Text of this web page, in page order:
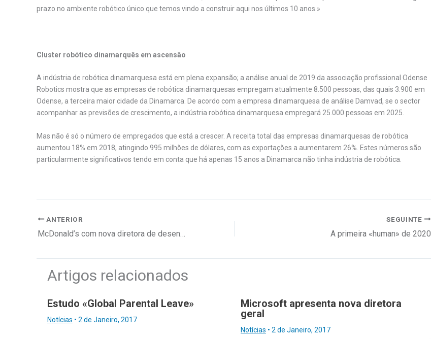
prazo no ambiente robótico único que temos vindo a construir aqui nos últimos 10 anos.»
Cluster robótico dinamarquês em ascensão
A indústria de robótica dinamarquesa está em plena expansão; a análise anual de 2019 da associação profissional Odense
Robotics mostra que as empresas de robótica dinamarquesas empregam atualmente 8.500 pessoas, das quais 3.900 em
Odense, a terceira maior cidade da Dinamarca. De acordo com a empresa dinamarquesa de análise Damvad, se o sector
acompanhar as previsões de crescimento, a indústria robótica dinamarquesa empregará 25.000 pessoas em 2025.
Mas não é só o número de empregados que está a crescer. A receita total das empresas dinamarquesas de robótica
aumentou 18% em 2018, atingindo 995 milhões de dólares, com as exportações a aumentarem 26%. Estes números são
particularmente significativos tendo em conta que há apenas 15 anos a Dinamarca não tinha indústria de robótica.
ANTERIOR SEGUINTE
A primeira «human» de 2020
Artigos relacionados
Estudo «Global Parental Leave»
Notícias • 2 de Janeiro, 2017
Microsoft apresenta nova diretora
geral
Notícias • 2 de Janeiro, 2017